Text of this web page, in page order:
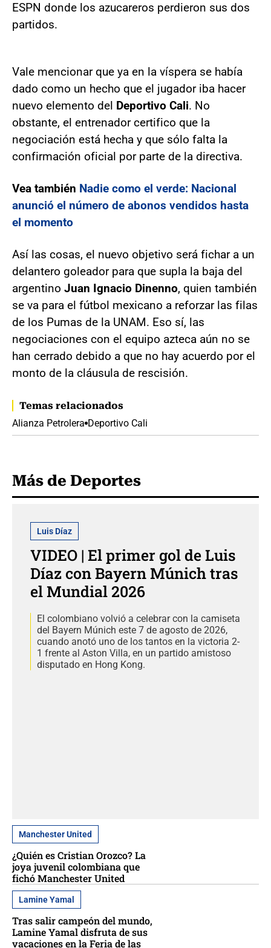
ESPN donde los azucareros perdieron sus dos
partidos.
Vale mencionar que ya en la víspera se había
dado como un hecho que el jugador iba hacer
nuevo elemento del Deportivo Cali. No
obstante, el entrenador certifico que la
negociación está hecha y que sólo falta la
confirmación oficial por parte de la directiva.
Vea también Nadie como el verde: Nacional
anunció el número de abonos vendidos hasta
el momento
Así las cosas, el nuevo objetivo será fichar a un
delantero goleador para que supla la baja del
argentino Juan Ignacio Dinenno, quien también
se va para el fútbol mexicano a reforzar las filas
de los Pumas de la UNAM. Eso sí, las
negociaciones con el equipo azteca aún no se
han cerrado debido a que no hay acuerdo por el
monto de la cláusula de rescisión.
Temas relacionados
Alianza Petrolera Deportivo Cali
Más de Deportes
Luis Díaz
VIDEO | El primer gol de Luis
Díaz con Bayern Múnich tras
el Mundial 2026
El colombiano volvió a celebrar con la camiseta
del Bayern Múnich este 7 de agosto de 2026,
cuando anotó uno de los tantos en la victoria 2-
1 frente al Aston Villa, en un partido amistoso
disputado en Hong Kong.
Manchester United
¿Quién es Cristian Orozco? La
joya juvenil colombiana que
fichó Manchester United
Lamine Yamal
Tras salir campeón del mundo,
Lamine Yamal disfruta de sus
vacaciones en la Feria de las